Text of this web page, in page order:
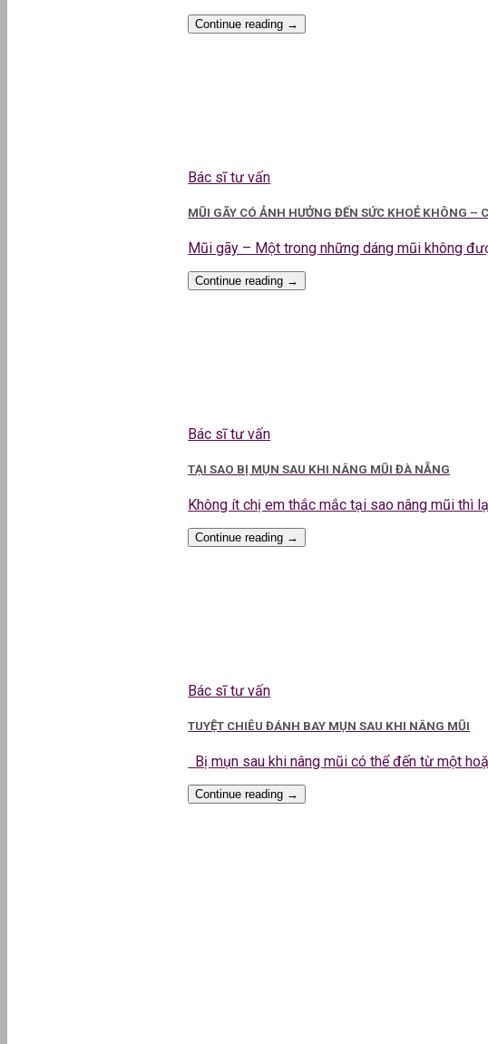
Continue reading →
Bác sĩ tư vấn
MŨI GÃY CÓ ẢNH HƯỞNG ĐẾN SỨC KHOẺ KHÔNG –
Mũi gãy – Một trong những dáng mũi không
Continue reading →
Bác sĩ tư vấn
TẠI SAO BỊ MỤN SAU KHI NÂNG MŨI ĐÀ NẴNG
Không ít chị em thắc mắc tại sao nâng mũi thì
Continue reading →
Bác sĩ tư vấn
TUYỆT CHIÊU ĐÁNH BAY MỤN SAU KHI NÂNG MŨI
Bị mụn sau khi nâng mũi có thể đến từ một
Continue reading →